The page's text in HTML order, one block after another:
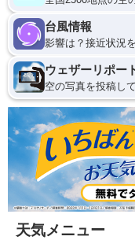
台風情報
影響は？接近状況
ウェザーリポー
空の写真を投稿し
天気メニュー